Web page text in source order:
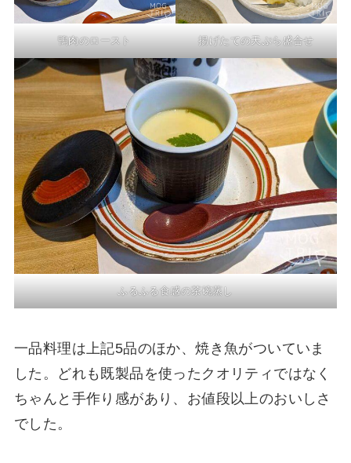
鴨肉のロースト 揚げたての天ぷら盛合せ
ふるふる食感の茶碗蒸し
一品料理は上記5品のほか、焼き魚がついていま
した。どれも既製品を使ったクオリティではなく
ちゃんと手作り感があり、お値段以上のおいしさ
でした。